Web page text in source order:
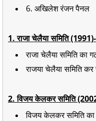
6. अखिलेश रंजन पैनल
1. राजा चेलैया समिति (1991)-
राजा चेलैया समिति का
राजया चेलैया समिति कर
2. विजय केलकर समिति
विजय केलकर समिति